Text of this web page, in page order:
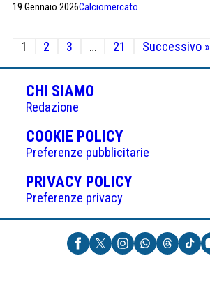
19 Gennaio 2026Calciomercato
Paginazione
degli
articoli
1 2 3 … 21 Successivo »
CHI SIAMO
Redazione
COOKIE POLICY(APRE
IN
UNA
NUOVA
Preferenze pubblicitarie
PRIVACY POLICY(APRE
UNA
NUOVA
SCHEDA)
Preferenze privacy